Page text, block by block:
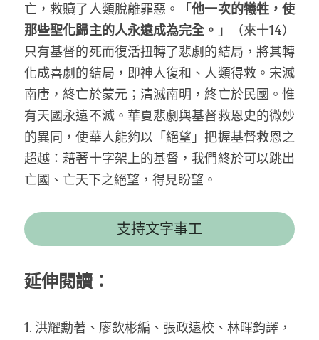
亡，救贖了人類脫離罪惡。「他一次的犧牲，使
那些聖化歸主的人永遠成為完全。 」（來十14）
只有基督的死而復活扭轉了悲劇的結局，將其轉
化成喜劇的結局，即神人復和、人類得救。宋滅
南唐，終亡於蒙元；清滅南明，終亡於民國。惟
有天國永遠不滅。華夏悲劇與基督救恩史的微妙
的異同，使華人能夠以「絕望」把握基督救恩之
超越：藉著十字架上的基督，我們終於可以跳出
亡國、亡天下之絕望，得見盼望。
支持文字事工
延伸閱讀：
1. 洪耀勳著、廖欽彬編、張政遠校、林暉鈞譯，